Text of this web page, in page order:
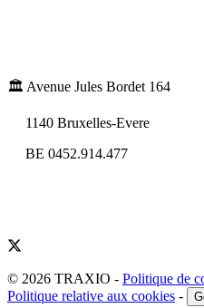
🏛️ Avenue Jules Bordet 164
1140 Bruxelles-Evere
BE 0452.914.477
© 2026 TRAXIO - Politique de
Politique relative aux cookies -